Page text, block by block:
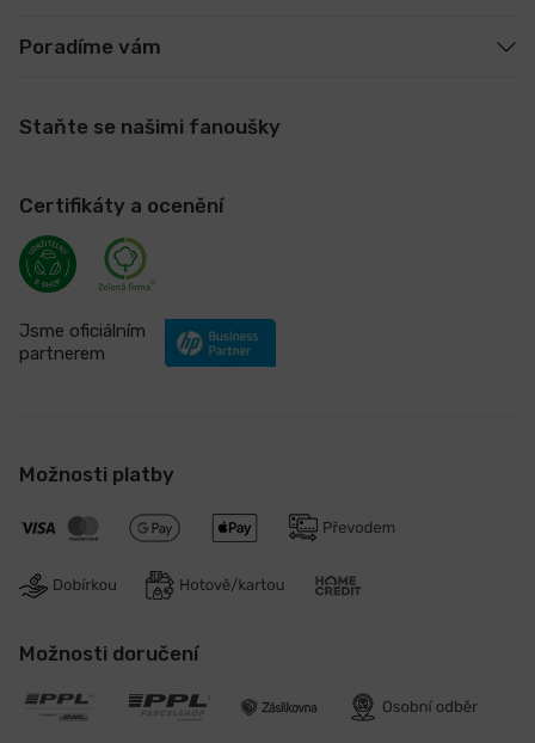
Poradíme vám
Staňte se našimi fanoušky
Certifikáty a ocenění
Jsme oficiálním
partnerem
Možnosti platby
Možnosti doručení